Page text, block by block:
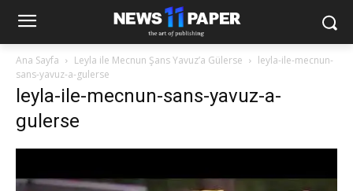
Ana Sayfa Leyla ile Mecnun Şans Yavuz’a Gülerse
leyla-ile-mecnun-
sans-yavuz-a-gulerse
leyla-ile-mecnun-sans-yavuz-a-
gulerse